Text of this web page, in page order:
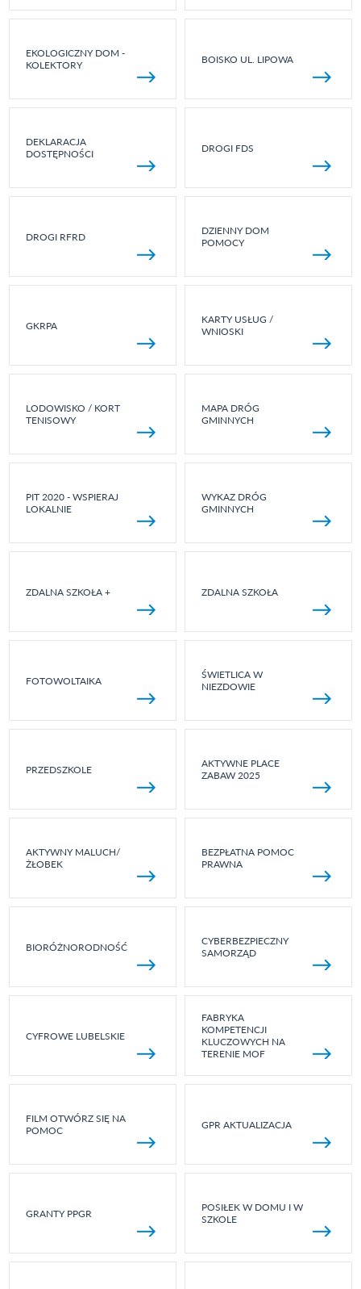
EKOLOGICZNY DOM -
KOLEKTORY
BOISKO UL. LIPOWA
DEKLARACJA
DOSTĘPNOŚCI
DROGI FDS
DROGI RFRD
DZIENNY DOM
POMOCY
GKRPA
KARTY USŁUG /
WNIOSKI
LODOWISKO / KORT
TENISOWY
MAPA DRÓG
GMINNYCH
PIT 2020 - WSPIERAJ
LOKALNIE
WYKAZ DRÓG
GMINNYCH
ZDALNA SZKOŁA + ZDALNA SZKOŁA
FOTOWOLTAIKA
ŚWIETLICA W
NIEZDOWIE
PRZEDSZKOLE
AKTYWNE PLACE
ZABAW 2025
AKTYWNY MALUCH/
ŻŁOBEK
BEZPŁATNA POMOC
PRAWNA
BIORÓŻNORODNOŚĆ
CYBERBEZPIECZNY
SAMORZĄD
CYFROWE LUBELSKIE
FABRYKA
KOMPETENCJI
KLUCZOWYCH NA
TERENIE MOF
FILM OTWÓRZ SIĘ NA
POMOC
GPR AKTUALIZACJA
GRANTY PPGR
POSIŁEK W DOMU I W
SZKOLE